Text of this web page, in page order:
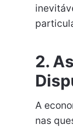
2.
A
nas